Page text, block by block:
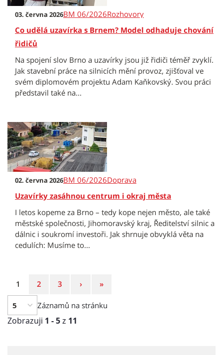
03. června 2026BM 06/2026Rozhovory
Co udělá uzavírka s Brnem? Model odhaduje chování
řidičů
Na spojení slov Brno a uzavírky jsou již řidiči téměř zvyklí.
Jak stavební práce na silnicích mění provoz, zjišťoval ve
svém diplomovém projektu Adam Kaňkovský. Svou práci
představil také na...
02. června 2026BM 06/2026Doprava
Uzavírky zasáhnou centrum i okraj města
I letos kopeme za Brno – tedy kope nejen město, ale také
městské společnosti, Jihomoravský kraj, Ředitelství silnic a
dálnic i soukromí investoři. Jak shrnuje obvyklá věta na
cedulích: Musíme to...
Strana
1 Strana
2 Strana
3 ›Následující
»Poslední
Záznamů na stránku
Zobrazuji 1 - 5z 11